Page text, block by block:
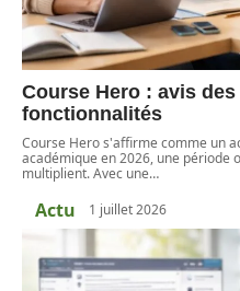
Course Hero : avis
fonctionnalités
Course Hero s'affirme comme un
académique en 2026, une période
multiplient. Avec une…
Actu 1 juillet 2026